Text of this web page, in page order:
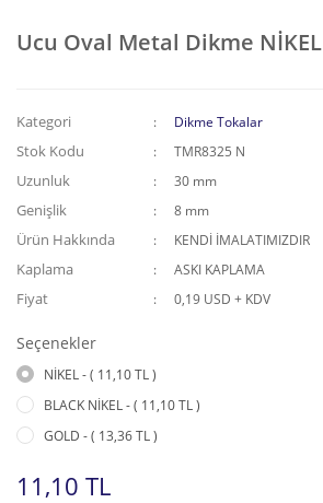
Ucu Oval Metal Dikme NİKEL
Kategori Dikme Tokalar
Stok Kodu TMR8325 N
Uzunluk 30 mm
Genişlik 8 mm
Ürün Hakkında KENDİ İMALATIMIZDIR
Kaplama ASKI KAPLAMA
Fiyat 0,19 USD + KDV
Seçenekler
NİKEL - ( 11,10 TL )
BLACK NİKEL - ( 11,10 TL )
GOLD - ( 13,36 TL )
11,10 TL